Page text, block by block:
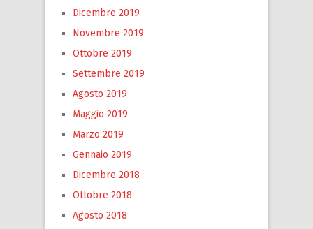
Dicembre 2019
Novembre 2019
Ottobre 2019
Settembre 2019
Agosto 2019
Maggio 2019
Marzo 2019
Gennaio 2019
Dicembre 2018
Ottobre 2018
Agosto 2018